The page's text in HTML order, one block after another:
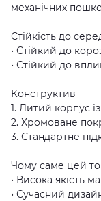
механічних
Стійкість до
• Стійкий до
• Стійкий до
Конструктив
1. Литий корпус із
2. Хромоване
3. Стандартне
Чому саме цей
• Висока якість
• Сучасний